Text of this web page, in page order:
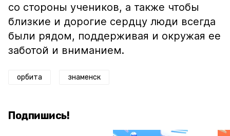
со стороны учеников, а также чтобы
близкие и дорогие сердцу люди всегда
были рядом, поддерживая и окружая ее
заботой и вниманием.
орбита знаменск
Подпишись!